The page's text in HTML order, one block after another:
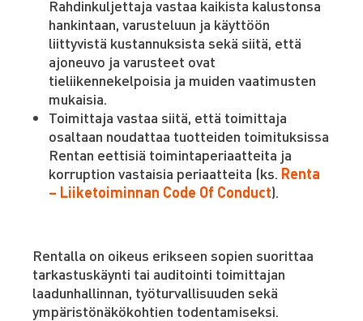
Rahdinkuljettaja vastaa kaikista kalustonsa
hankintaan, varusteluun ja käyttöön
liittyvistä kustannuksista sekä siitä, että
ajoneuvo ja varusteet ovat
tieliikennekelpoisia ja muiden vaatimusten
mukaisia.
Toimittaja vastaa siitä, että toimittaja
osaltaan noudattaa tuotteiden toimituksissa
Rentan eettisiä toimintaperiaatteita ja
korruption vastaisia periaatteita (ks. Renta
– Liiketoiminnan Code Of Conduct).
Rentalla on oikeus erikseen sopien suorittaa
tarkastuskäynti tai auditointi toimittajan
laadunhallinnan, työturvallisuuden sekä
ympäristönäkökohtien todentamiseksi.